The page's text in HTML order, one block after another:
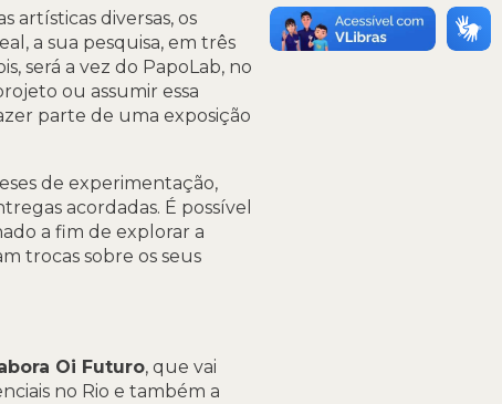
artísticas diversas, os
a sua pesquisa, em três
será a vez do PapoLab, no
ou assumir essa
parte de uma exposição
de experimentação,
acordadas. É possível
a fim de explorar a
trocas sobre os seus
Oi Futuro, que vai
no Rio e também a